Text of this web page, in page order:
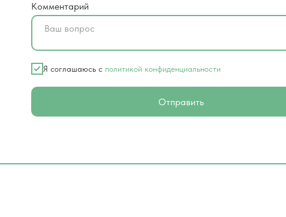
Комментарий
Я соглашаюсь с политикой конфиденциальности
Отправить